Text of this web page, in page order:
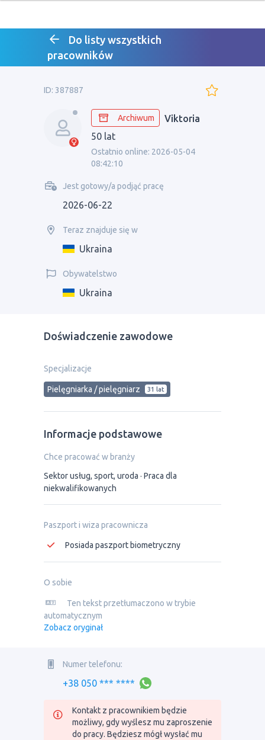
Do listy wszystkich
pracowników
ID: 387887
Archiwum
Viktoria
50 lat
Ostatnio online: 2026-05-04
08:42:10
Jest gotowy/a podjąć pracę
2026-06-22
Teraz znajduje się w
Ukraina
Obywatelstwo
Ukraina
Doświadczenie zawodowe
Specjalizacje
Pielęgniarka / pielęgniarz 31 lat
Informacje podstawowe
Chce pracować w branży
Sektor usług, sport, uroda
Praca dla
niekwalifikowanych
Paszport i wiza pracownicza
Posiada paszport biometryczny
O sobie
Ten tekst przetłumaczono w trybie
automatycznym
Zobacz oryginał
Numer telefonu:
+38 050 *** ****
Kontakt z pracownikiem będzie
możliwy, gdy wyślesz mu zaproszenie
do pracy. Będziesz mógł wysłać mu